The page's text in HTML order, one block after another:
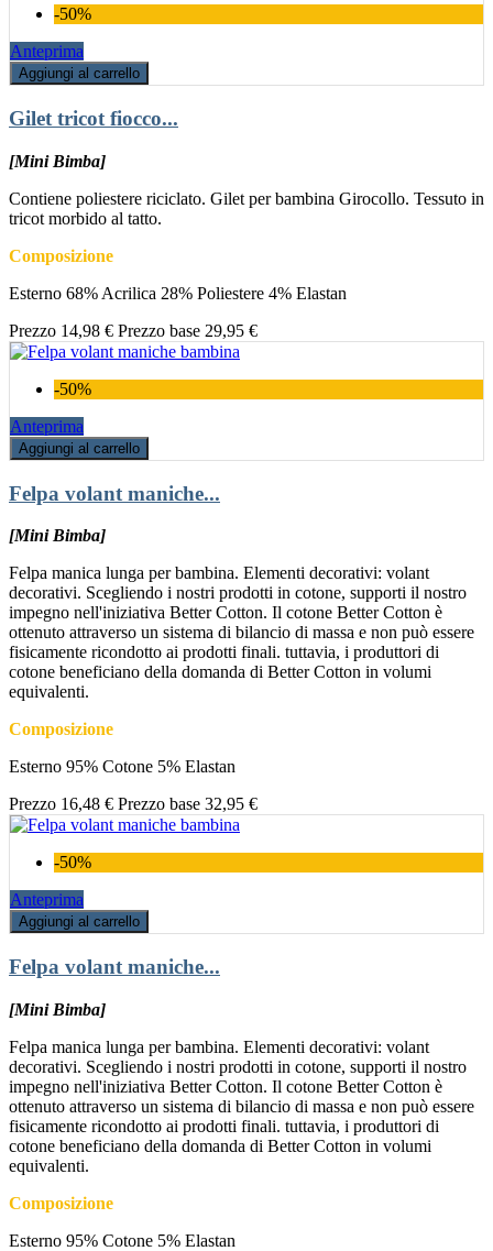
-50%
Anteprima
Aggiungi al carrello
Gilet tricot fiocco...
[Mini Bimba]
Contiene poliestere riciclato. Gilet per bambina Girocollo. Tessuto in
tricot morbido al tatto.
Composizione
Esterno 68% Acrilica 28% Poliestere 4% Elastan
Prezzo 14,98 € Prezzo base 29,95 €
-50%
Anteprima
Aggiungi al carrello
Felpa volant maniche...
[Mini Bimba]
Felpa manica lunga per bambina. Elementi decorativi: volant
decorativi. Scegliendo i nostri prodotti in cotone, supporti il nostro
impegno nell'iniziativa Better Cotton. Il cotone Better Cotton è
ottenuto attraverso un sistema di bilancio di massa e non può essere
fisicamente ricondotto ai prodotti finali. tuttavia, i produttori di
cotone beneficiano della domanda di Better Cotton in volumi
equivalenti.
Composizione
Esterno 95% Cotone 5% Elastan
Prezzo 16,48 € Prezzo base 32,95 €
-50%
Anteprima
Aggiungi al carrello
Felpa volant maniche...
[Mini Bimba]
Felpa manica lunga per bambina. Elementi decorativi: volant
decorativi. Scegliendo i nostri prodotti in cotone, supporti il nostro
impegno nell'iniziativa Better Cotton. Il cotone Better Cotton è
ottenuto attraverso un sistema di bilancio di massa e non può essere
fisicamente ricondotto ai prodotti finali. tuttavia, i produttori di
cotone beneficiano della domanda di Better Cotton in volumi
equivalenti.
Composizione
Esterno 95% Cotone 5% Elastan